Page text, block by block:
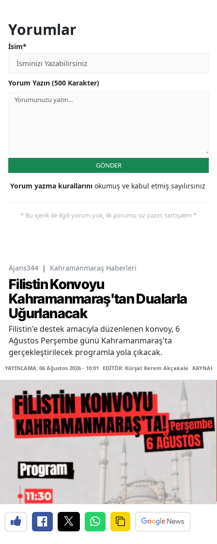
Yorumlar
İsim*
Yorum Yazın (500 Karakter)
GÖNDER
Yorum yazma kurallarını okumuş ve kabul etmiş sayılırsınız
* Bu içerik ile ilgili yorum yok, ilk yorumu siz yazın, tartışalım *
Ajans344 | Kahramanmaraş Haberleri
Filistin Konvoyu
Kahramanmaraş'tan Dualarla
Uğurlanacak
Filistin'e destek amacıyla düzenlenen konvoy, 6
Ağustos Perşembe günü Kahramanmaraş'ta
gerçekleştirilecek programla yola çıkacak.
YAYINLAMA: 06 Ağustos 2026 - 10:01 EDİTÖR: Kürşat Kerem Akçakale